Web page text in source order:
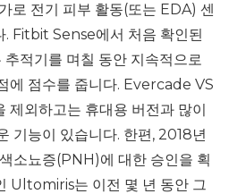
로 전기 피부 활동(또는 EDA) 센
. Fitbit Sense에서 처음 확인된
적기를 며칠 동안 지속적으로
에 점수를 줍니다. Evercade VS
제외하고는 휴대용 버전과 많이
기능이 있습니다. 한편, 2018년
소뇨증(PNH)에 대한 승인을 획
Ultomiris는 이전 몇 년 동안 그